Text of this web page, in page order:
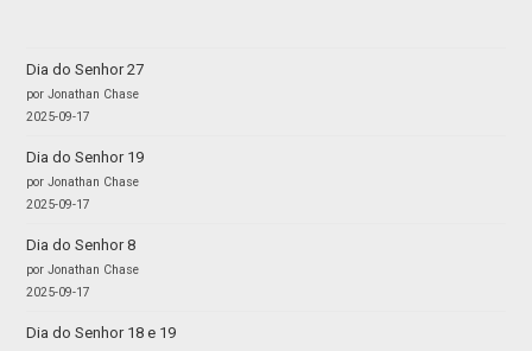
Dia do Senhor 27
por Jonathan Chase
2025-09-17
Dia do Senhor 19
por Jonathan Chase
2025-09-17
Dia do Senhor 8
por Jonathan Chase
2025-09-17
Dia do Senhor 18 e 19